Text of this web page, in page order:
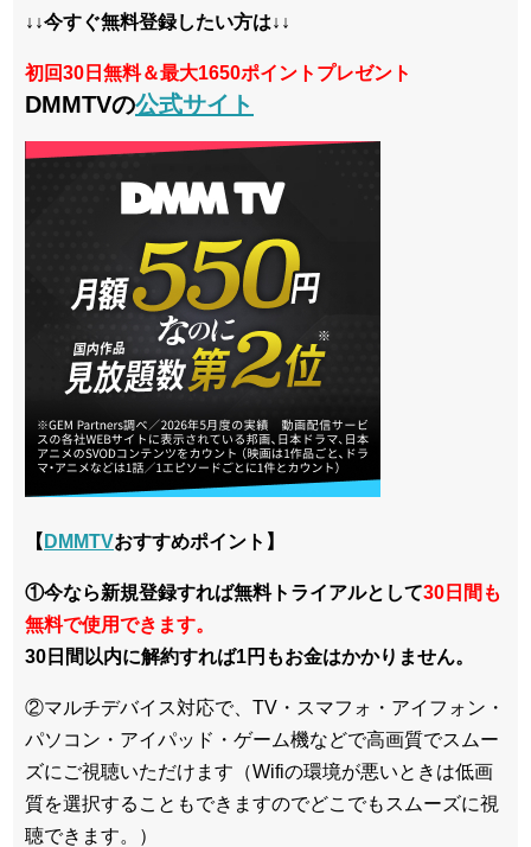
↓↓今すぐ無料登録したい方は↓↓
初回30日無料＆最大1650ポイントプレゼント
DMMTVの公式サイト
【 DMMTVおすすめポイント】
①今なら新規登録すれば無料トライアルとして30日間も
無料で使用できます。
30日間以内に解約すれば1円もお金はかかりません。
②マルチデバイス対応で、TV・スマフォ・アイフォン・
パソコン・アイパッド・ゲーム機などで高画質でスムー
ズにご視聴いただけます（Wifiの環境が悪いときは低画
質を選択することもできますのでどこでもスムーズに視
聴できます。）